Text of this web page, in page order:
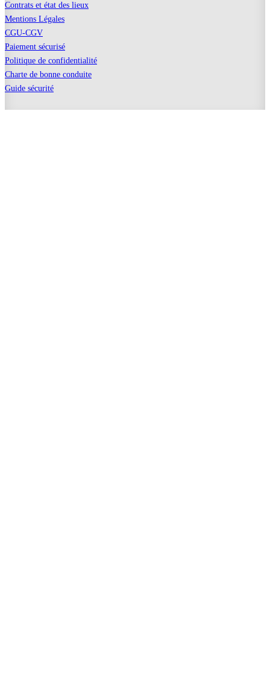
Contrats et état des lieux
Mentions Légales
CGU-CGV
Paiement sécurisé
Politique de confidentialité
Charte de bonne conduite
Guide sécurité